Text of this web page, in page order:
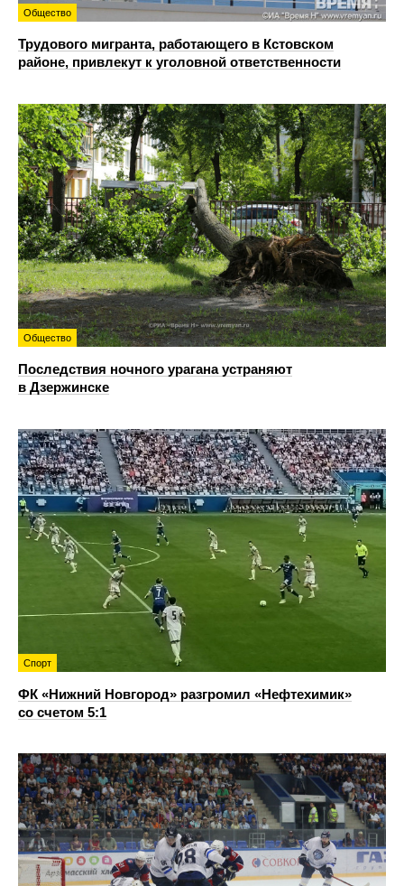
Общество
Трудового мигранта, работающего в Кстовском
районе, привлекут к уголовной ответственности
Общество
Последствия ночного урагана устраняют
в Дзержинске
Спорт
ФК «Нижний Новгород» разгромил «Нефтехимик»
со счетом 5:1